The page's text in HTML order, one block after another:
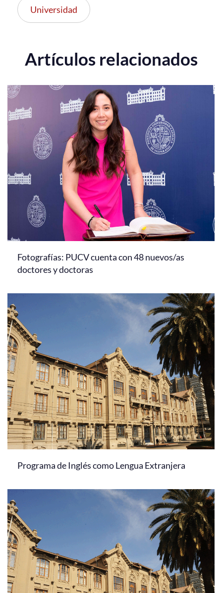
Universidad
Artículos relacionados
Fotografías: PUCV cuenta con 48 nuevos/as
doctores y doctoras
Programa de Inglés como Lengua Extranjera